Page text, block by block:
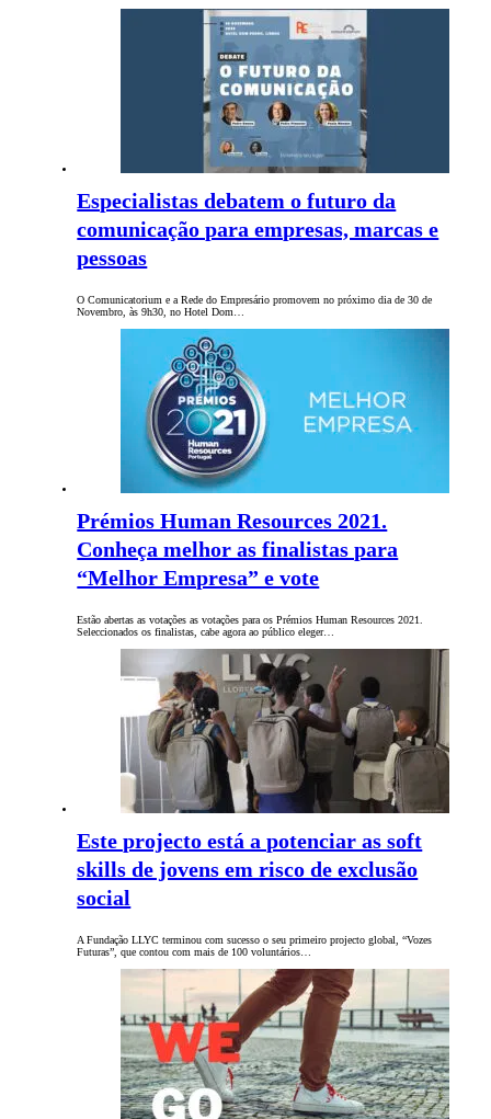
Especialistas debatem o futuro da
comunicação para empresas, marcas e
pessoas
O Comunicatorium e a Rede do Empresário promovem no próximo dia de 30 de
Novembro, às 9h30, no Hotel Dom…
Prémios Human Resources 2021.
Conheça melhor as finalistas para
“Melhor Empresa” e vote
Estão abertas as votações as votações para os Prémios Human Resources 2021.
Seleccionados os finalistas, cabe agora ao público eleger…
Este projecto está a potenciar as soft
skills de jovens em risco de exclusão
social
A Fundação LLYC terminou com sucesso o seu primeiro projecto global, “Vozes
Futuras”, que contou com mais de 100 voluntários…